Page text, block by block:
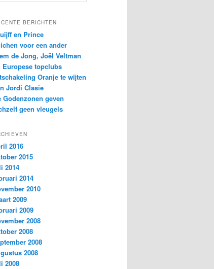
BERICHTEN
en Prince
voor een ander
de Jong, Joël Veltman
Europese topclubs
Oranje te wijten
Jordi Clasie
Godenzonen geven
geen vleugels
2016
2015
2014
2014
2010
2009
2009
2008
2008
2008
2008
2008